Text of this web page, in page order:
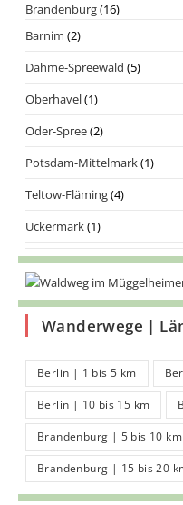
Brandenburg(16)
Barnim (2)
Dahme-Spreewald (5)
Oberhavel(1)
Oder-Spree(2)
Potsdam-Mittelmark(1)
Teltow-Fläming(4)
Uckermark(1)
Wanderwege |
Berlin | 1 bis 5 km
Berlin | 10 bis 15 km
Brandenburg | 5 bis 10 km
Brandenburg | 15 bis 20